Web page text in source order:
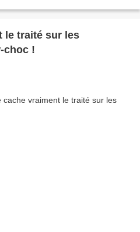
le traité sur les
choc !